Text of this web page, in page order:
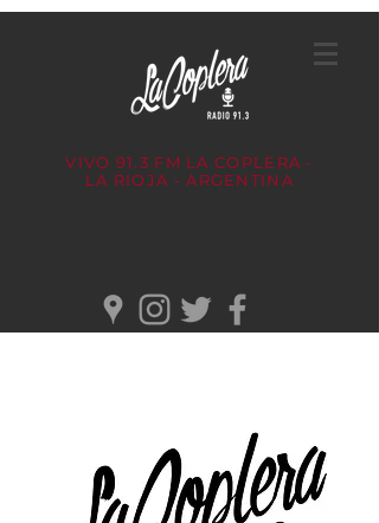
VIVO 91.3 FM LA COPLERA -
LA RIOJA - ARGENTINA